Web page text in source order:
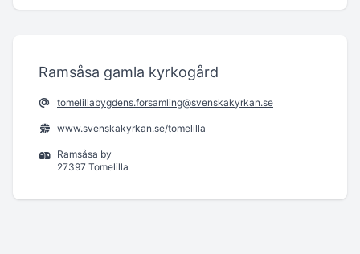
Ramsåsa gamla kyrkogård
tomelillabygdens.forsamling@svenskakyrkan.se
www.svenskakyrkan.se/tomelilla
Ramsåsa by
27397 Tomelilla